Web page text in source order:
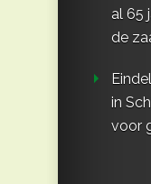
al 65
de
in
voor